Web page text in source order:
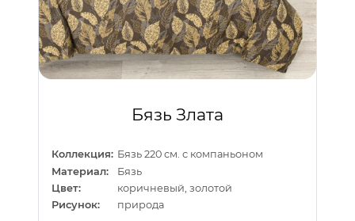
Бязь Злата
Коллекция: Бязь 220 см. с компаньоном
Материал:
Бязь
Цвет:
коричневый, золотой
Рисунок:
природа